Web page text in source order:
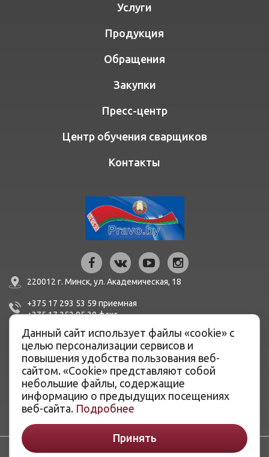
Услуги
Продукция
Обращения
Закупки
Пресс-центр
Центр обучения сварщиков
Контакты
220012 г. Минск, ул. Академическая, 18
+375 17 293 53 59 приемная
+375 17 252 95 30факc
mail@bern.by
IBAN BY51 BLBB 3012 0100 3455 0500 1001 в ЦБУ №527
ОАО «Белинвестбанк», г. Минск, ул. Карла Маркса, 33-4Н,
8Н,
BIC BLBBBY2X
Данный сайт использует файлы «cookie» с
целью персонализации сервисов и
повышения удобства пользования веб-
сайтом. «Cookie» представляют собой
небольшие файлы, содержащие
информацию о предыдущих посещениях
веб-сайта. Подробнее
Принять